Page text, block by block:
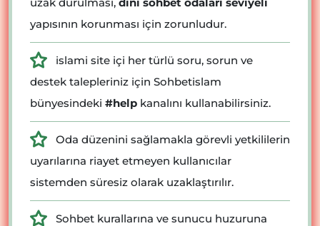
yapısının korunması için zorunludur.
islami site içi her türlü soru, sorun ve
destek talepleriniz için Sohbetislam
bünyesindeki #help kanalını kullanabilirsiniz.
Oda düzenini sağlamakla görevli yetkililerin
uyarılarına riayet etmeyen kullanıcılar
sistemden süresiz olarak uzaklaştırılır.
Sohbet kurallarına ve sunucu huzuruna